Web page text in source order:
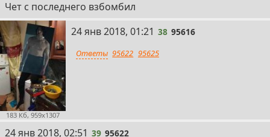
Чет с последнего взбомбил
183 Кб, 959x1307
38
24 янв 2018, 01:21 38 95616
Ответы 95622 95625
39
24 янв 2018, 02:51 39 95622